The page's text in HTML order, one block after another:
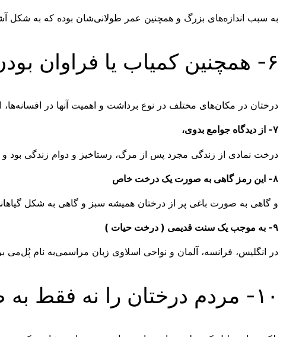
به سبب اندازه‌های بزرگ و همچنین عمر طولانی‌شان بوده که به شکل
۶- همچنین کمیاب یا فراوان بودن
درختان در مکان‌های مختلف در نوع برداشت و اهمیت آنها در
۷- از دیدگاه جوامع بدوی،
درخت نمادی از زندگی مجرد پس از مرگ، رستاخیز و دوام زندگی بود
۸- این رمز گاهی به صورت یک درخت خاص
و گاهی به صورت باغی پر از درختان همیشه سبز و گاهی به شکل
۹- به موجب یک سنت قدیمی‌ ( درخت حیات )
در انگلیس، فرانسه، آلمان و نواحی اسلاوی زبان مراسمی‌به نام
۱۰- مردم درختان را نه فقط به صرف درخت بودن